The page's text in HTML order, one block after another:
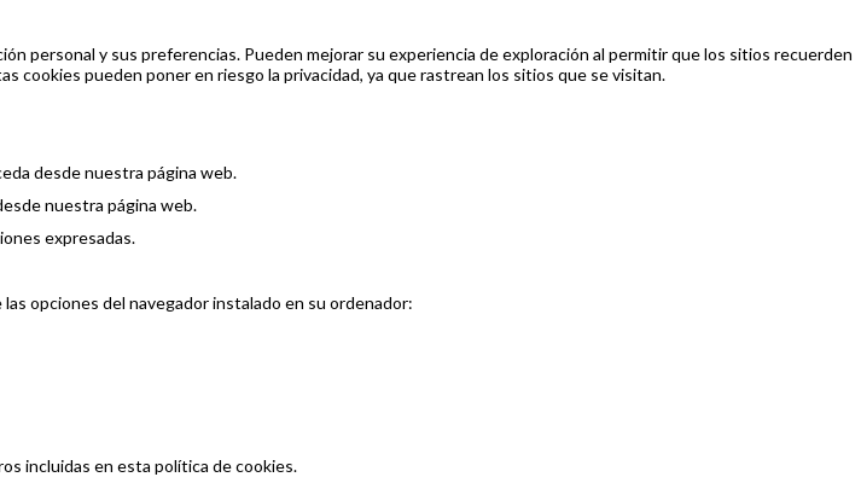
personal y sus preferencias. Pueden mejorar su experiencia de exploración al permitir que los sitios recuerden
cookies pueden poner en riesgo la privacidad, ya que rastrean los sitios que se visitan.
desde nuestra página web.
nuestra página web.
expresadas.
opciones del navegador instalado en su ordenador:
incluidas en esta política de cookies.